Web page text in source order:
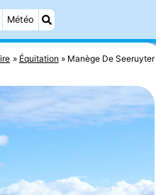
Météo
Équitation Manège De Seeruyter